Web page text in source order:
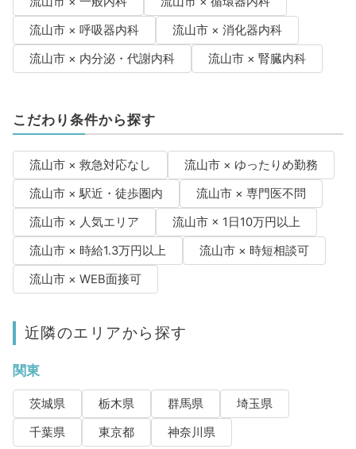
流山市 × 呼吸器内科
流山市 × 消化器内科
流山市 × 内分泌・代謝内科
流山市 × 腎臓内科
こだわり条件から探す
流山市 × 救急対応なし
流山市 × ゆったりめ勤務
流山市 × 駅近・徒歩圏内
流山市 × 専門医不問
流山市 × 人気エリア
流山市 × 1日10万円以上
流山市 × 時給1.3万円以上
流山市 × 時短相談可
流山市 × WEB面接可
近隣のエリアから探す
関東
茨城県 栃木県 群馬県
埼玉県
千葉県
東京都 神奈川県